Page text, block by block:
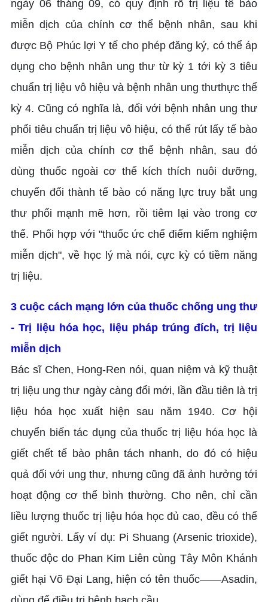
ngày 06 tháng 09, có quy định rõ trị liệu tế bào
miễn dịch của chính cơ thể bệnh nhân, sau khi
được Bộ Phúc lợi Y tế cho phép đăng ký, có thể áp
dụng cho bệnh nhân ung thư từ kỳ 1 tới kỳ 3 tiêu
chuẩn trị liệu vô hiệu và bệnh nhân ung thưthực thể
kỳ 4. Cũng có nghĩa là, đối với bệnh nhân ung thư
phổi tiêu chuẩn trị liệu vô hiệu, có thể rút lấy tế bào
miễn dịch của chính cơ thể bệnh nhân, sau đó
dùng thuốc ngoài cơ thể kích thích nuôi dưỡng,
chuyển đổi thành tế bào có năng lực truy bắt ung
thư phổi mạnh mẽ hơn, rồi tiêm lại vào trong cơ
thể. Phối hợp với "thuốc ức chế điểm kiểm nghiệm
miễn dịch", về học lý mà nói, cực kỳ có tiềm năng
trị liệu.
3 cuộc cách mạng lớn của thuốc chống ung thư
- Trị liệu hóa học, liệu pháp trúng đích, trị liệu
miễn dịch
Bác sĩ Chen, Hong-Ren nói, quan niệm và kỹ thuật
trị liệu ung thư ngày càng đổi mới, lần đầu tiên là trị
liệu hóa học xuất hiện sau năm 1940. Cơ hội
chuyển biến tác dụng của thuốc trị liệu hóa học là
giết chết tế bào phân tách nhanh, do đó có hiệu
quả đối với ung thư, nhưng cũng đã ảnh hưởng tới
hoạt động cơ thể bình thường. Cho nên, chỉ cần
liều lượng thuốc trị liệu hóa học đủ cao, đều có thể
giết người. Lấy ví dụ: Pi Shuang (Arsenic trioxide),
thuốc độc do Phan Kim Liên cùng Tây Môn Khánh
giết hại Võ Đại Lang, hiện có tên thuốc——Asadin,